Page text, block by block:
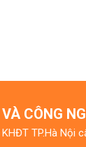
CÔNG
TP.Hà Nội